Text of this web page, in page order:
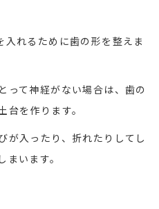
入れるために歯の形を整えま
って神経がない場合は、歯の
を作ります。
が入ったり、折れたりしてし
います。